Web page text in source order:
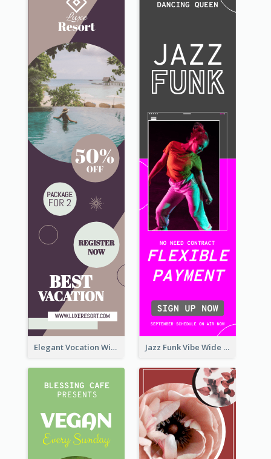
Elegant Vocation Wide Skyscraper Banner Design Jazz Funk Vibe Wide Skyscraper Banner